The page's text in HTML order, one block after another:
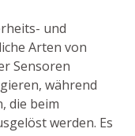
und
Arten von
Sensoren
während
die beim
werden. Es